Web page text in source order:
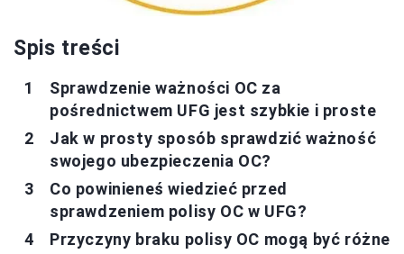
Spis treści
Sprawdzenie ważności OC za
pośrednictwem UFG jest szybkie i proste
Jak w prosty sposób sprawdzić ważność
swojego ubezpieczenia OC?
Co powinieneś wiedzieć przed
sprawdzeniem polisy OC w UFG?
Przyczyny braku polisy OC mogą być różne